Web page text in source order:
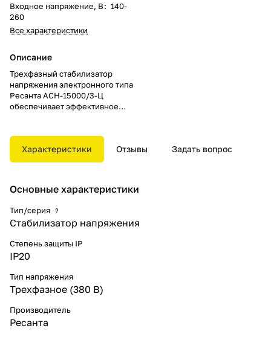
Входное напряжение, В: 140-
260
Все характеристики
Описание
Трехфазный стабилизатор
напряжения электронного типа
Ресанта АСН-15000/3-Ц
обеспечивает эффективное
возможных повреждений и
сбоев. Данная модель
разработана для защиты
небольших жилых помещений и
Прибор реализует уверенную
работу различных устройств в
значению напряжения.
Характеристики Отзывы Задать вопрос
Основные характеристики
Тип/серия ?
Стабилизатор напряжения
Степень защиты IP
IP20
Тип напряжения
Трехфазное (380 В)
Производитель
Ресанта